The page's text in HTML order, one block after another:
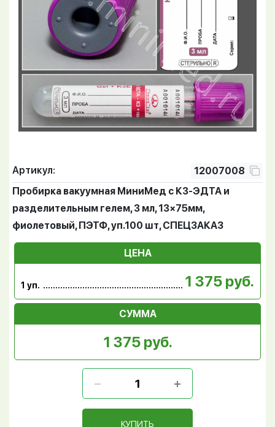
Артикул:
12007008
Пробирка вакуумная МиниМед с К3-ЭДТА и
разделительным гелем, 3 мл, 13×75мм,
фиолетовый, ПЭТФ, уп.100 шт, СПЕЦЗАКАЗ
ЦЕНА
1 уп. 1 375 руб.
СУММА
1 375 руб.
КУПИТЬ